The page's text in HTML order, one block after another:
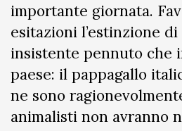
importante giornata.
esitazioni l’estinzione
insistente pennuto che
paese: il pappagallo
ne sono
animalisti non avranno